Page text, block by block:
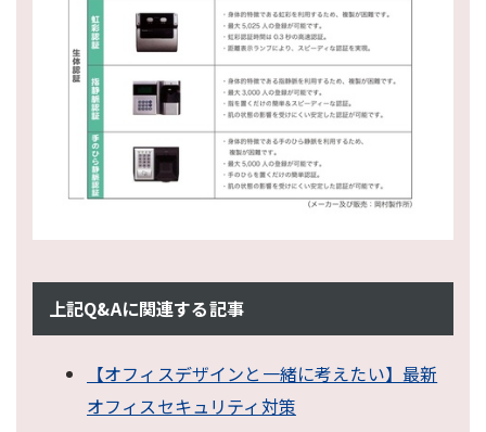
上記Q&Aに関連する記事
【オフィスデザインと一緒に考えたい】最新
オフィスセキュリティ対策